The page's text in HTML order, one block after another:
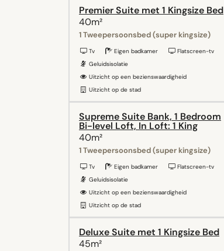
Premier Suite met 1 Kingsize Bed
40m²
1 Tweepersoonsbed (super kingsize)
Tv Eigen badkamer
Flatscreen-tv
Geluidsisolatie
Uitzicht op een bezienswaardigheid
Uitzicht op de stad
Supreme Suite Bank, 1 Bedroom
Bi-level Loft, In Loft: 1 King
40m²
1 Tweepersoonsbed (super kingsize)
Tv Eigen badkamer
Flatscreen-tv
Geluidsisolatie
Uitzicht op een bezienswaardigheid
Uitzicht op de stad
Deluxe Suite met 1 Kingsize Bed
45m²